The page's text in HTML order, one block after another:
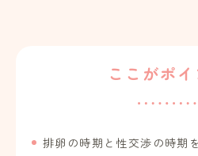
ここがポイ
排卵の時期と性交渉の時期